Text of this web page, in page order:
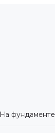
На фундаменте